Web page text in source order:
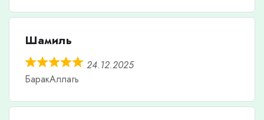
Шамиль
24.12.2025
БаракАллагь